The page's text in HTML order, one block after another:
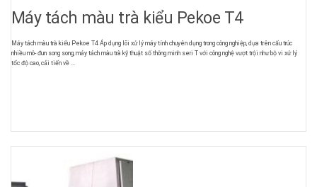
Máy tách màu trà kiểu Pekoe T4
Máy tách màu trà kiểu Pekoe T4 Áp dụng lõi xử lý máy tính chuyên dụng trong công nghiệp, dựa trên cấu trúc
nhiều mô- đun song song, máy tách màu trà kỹ thuật số thông minh seri T với công nghệ vượt trội như bộ vi xử lý
tốc độ cao, cải tiến về ...